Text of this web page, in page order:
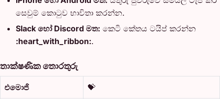
සෙවුම් කොටුව භාවිතා කරන්න.
Slack හෝ Discord මත: කෙටි කේතය ටයිප් කරන්න
:heart_with_ribbon:.
තාක්ෂණික තොරතුරු
එමොජි 💝